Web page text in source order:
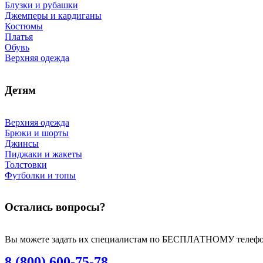
Блузки и рубашки
Джемперы и кардиганы
Костюмы
Платья
Обувь
Верхняя одежда
Детям
Верхняя одежда
Брюки и шорты
Джинсы
Пиджаки и жакеты
Толстовки
Футболки и топы
Остались вопросы?
Вы можете задать их специалистам по БЕСПЛАТНОМУ